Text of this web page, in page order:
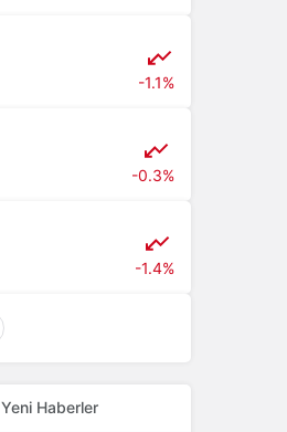
-1.1%
-0.3%
-1.4%
Yeni Haberler